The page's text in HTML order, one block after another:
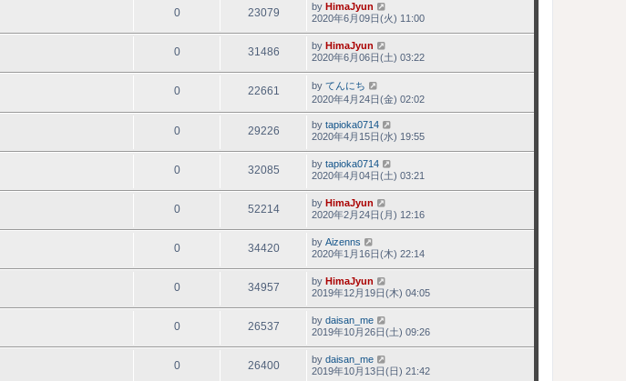
0 23079 by HimaJyun
2020年6月09日(火) 11:00
0 31486 by HimaJyun
2020年6月06日(土) 03:22
0 22661 by てんにち
2020年4月24日(金) 02:02
0 29226 by tapioka0714
2020年4月15日(水) 19:55
0 32085 by tapioka0714
2020年4月04日(土) 03:21
0 52214 by HimaJyun
2020年2月24日(月) 12:16
0 34420 by Aizenns
2020年1月16日(木) 22:14
0 34957 by HimaJyun
2019年12月19日(木) 04:05
0 26537 by daisan_me
2019年10月26日(土) 09:26
0 26400 by daisan_me
2019年10月13日(日) 21:42